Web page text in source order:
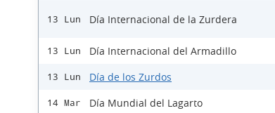
13 Lun Día Internacional de la Zurdera
13 Lun Día Internacional del Armadillo
13 Lun Día de los Zurdos
14 Mar Día Mundial del Lagarto